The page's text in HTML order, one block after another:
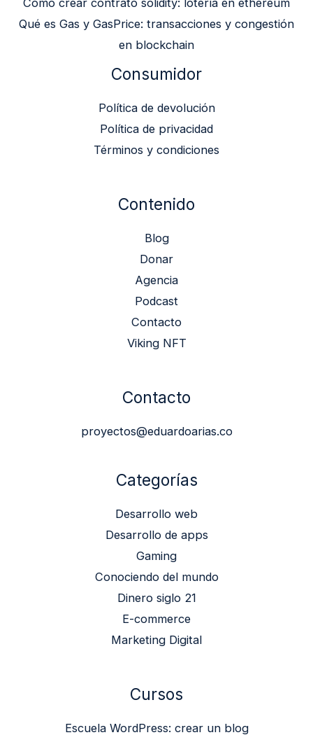
Qué es Gas y GasPrice: transacciones y congestión
en blockchain
Consumidor
Política de devolución
Política de privacidad
Términos y condiciones
Contenido
Blog
Donar
Agencia
Podcast
Contacto
Viking NFT
Contacto
proyectos@eduardoarias.co
Categorías
Desarrollo web
Desarrollo de apps
Gaming
Conociendo del mundo
Dinero siglo 21
E-commerce
Marketing Digital
Cursos
Escuela WordPress: crear un blog